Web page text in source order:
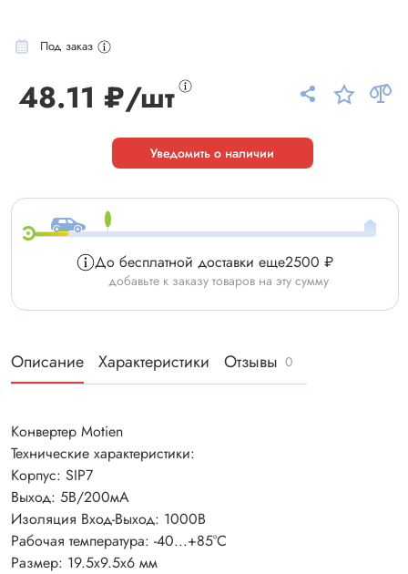
Под заказ
48.11 ₽/шт
Уведомить о наличии
До бесплатной доставки еще2500 ₽
добавьте к заказу товаров на эту сумму
Описание Характеристики Отзывы 0
Конвертер Motien
Технические характеристики:
Корпус: SIP7
Выход: 5В/200мА
Изоляция Вход-Выход: 1000В
Рабочая температура: -40...+85°C
Размер: 19.5х9.5х6 мм